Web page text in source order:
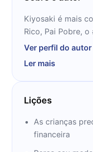
Kiyosaki é mais
Rico, Pai Pobre,
seller. Kiyosaki
para Investing.
dúzia de livros
Ver perfil do autor
Ler mais
Lições
As crianças
financeira